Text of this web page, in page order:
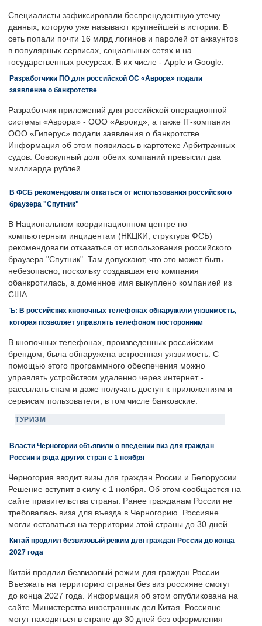
Специалисты зафиксировали беспрецедентную утечку
данных, которую уже называют крупнейшей в истории. В
сеть попали почти 16 млрд логинов и паролей от аккаунтов
в популярных сервисах, социальных сетях и на
государственных ресурсах. В их числе - Apple и Google.
Разработчики ПО для российской ОС «Аврора» подали
заявление о банкротстве
Разработчик приложений для российской операционной
системы «Аврора» - ООО «Авроид», а также IT-компания
ООО «Гиперус» подали заявления о банкротстве.
Информация об этом появилась в картотеке Арбитражных
судов. Совокупный долг обеих компаний превысил два
миллиарда рублей.
В ФСБ рекомендовали откаться от использования российского
браузера "Спутник"
В Национальном координационном центре по
компьютерным инцидентам (НКЦКИ, структура ФСБ)
рекомендовали отказаться от использования российского
браузера "Спутник". Там допускают, что это может быть
небезопасно, поскольку создавшая его компания
обанкротилась, а доменное имя выкуплено компанией из
США.
Ъ: В российских кнопочных телефонах обнаружили уязвимость,
которая позволяет управлять телефоном посторонним
В кнопочных телефонах, произведенных российским
брендом, была обнаружена встроенная уязвимость. С
помощью этого программного обеспечения можно
управлять устройством удаленно через интернет -
рассылать спам и даже получать доступ к приложениям и
сервисам пользователя, в том числе банковские.
ТУРИЗМ
Власти Черногории объявили о введении виз для граждан
России и ряда других стран с 1 ноября
Черногория вводит визы для граждан России и Белоруссии.
Решение вступит в силу с 1 ноября. Об этом сообщается на
сайте правительства страны. Ранее гражданам России не
требовалась виза для въезда в Черногорию. Россияне
могли оставаться на территории этой страны до 30 дней.
Китай продлил безвизовый режим для граждан России до конца
2027 года
Китай продлил безвизовый режим для граждан России.
Въезжать на территорию страны без виз россияне смогут
до конца 2027 года. Информация об этом опубликована на
сайте Министерства иностранных дел Китая. Россияне
могут находиться в стране до 30 дней без оформления